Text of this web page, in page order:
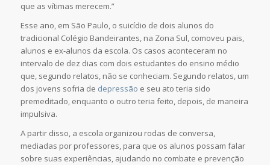
que as vítimas merecem.”
Esse ano, em São Paulo, o suicídio de dois alunos do
tradicional Colégio Bandeirantes, na Zona Sul, comoveu pais,
alunos e ex-alunos da escola. Os casos aconteceram no
intervalo de dez dias com dois estudantes do ensino médio
que, segundo relatos, não se conheciam. Segundo relatos, um
dos jovens sofria de depressão e seu ato teria sido
premeditado, enquanto o outro teria feito, depois, de maneira
impulsiva.
A partir disso, a escola organizou rodas de conversa,
mediadas por professores, para que os alunos possam falar
sobre suas experiências, ajudando no combate e prevenção